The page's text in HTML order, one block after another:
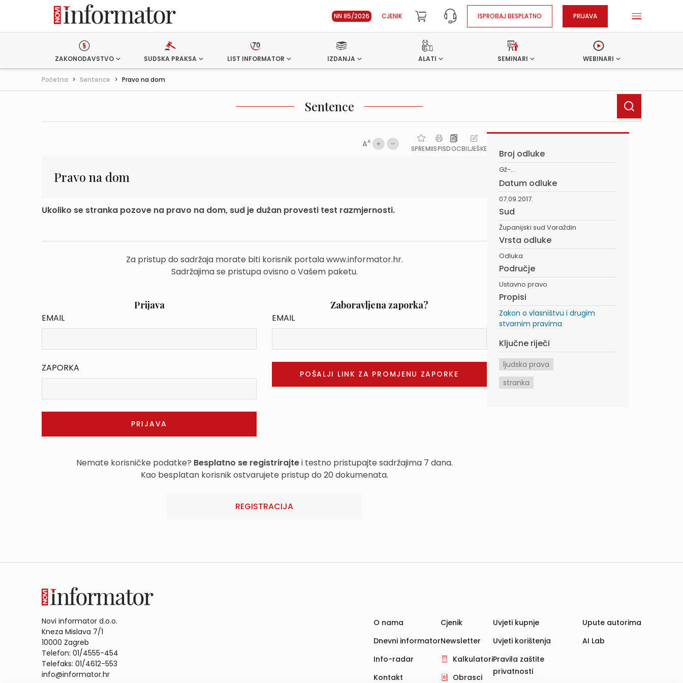
NN 85/2026 CJENIK ISPROBAJ BESPLATNO PRIJAVA
ZAKONODAVSTVO SUDSKA PRAKSA LIST INFORMATOR IZDANJA ALATI SEMINARI WEBINARI
Početna > Sentence > Pravo na dom
Sentence
AA
SPREMIISPISDOCBILJEŠKE
Pravo na dom
Ukoliko se stranka pozove na pravo na dom, sud je dužan provesti test razmjernosti.
Za pristup do sadržaja morate biti korisnik portala www.informator.hr.
Sadržajima se pristupa ovisno o Vašem paketu.
Prijava
EMAIL
ZAPORKA
Zaboravljena zaporka?
EMAIL
Nemate korisničke podatke? Besplatno se registrirajtei testno pristupajte sadržajima 7 dana.
Kao besplatan korisnik ostvarujete pristup do 20 dokumenata.
REGISTRACIJA
Broj odluke
Gž-...
Datum odluke
07.09.2017.
Sud
Županijski sud Varaždin
Vrsta odluke
Odluka
Područje
Ustavno pravo
Propisi
Zakon o vlasništvu i drugim
stvarnim pravima
Ključne riječi
ljudska prava
stranka
Novi informator d.o.o.
Kneza Mislava 7/1
10000 Zagreb
Telefon: 01/4555-454
Telefaks: 01/4612-553
info@informator.hr
O nama
Dnevni informator
Info-radar
Kontakt
Cjenik
Newsletter
Kalkulatori
Obrasci
Uvjeti kupnje
Uvjeti korištenja
Pravila zaštite
privatnosti
Upute autorima
AI Lab